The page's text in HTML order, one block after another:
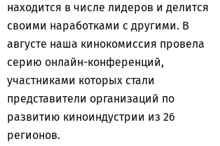
находится в числе лидеров и делится
своими наработками с другими. В
августе наша кинокомиссия провела
серию онлайн-конференций,
участниками которых стали
представители организаций по
развитию киноиндустрии из 26
регионов.